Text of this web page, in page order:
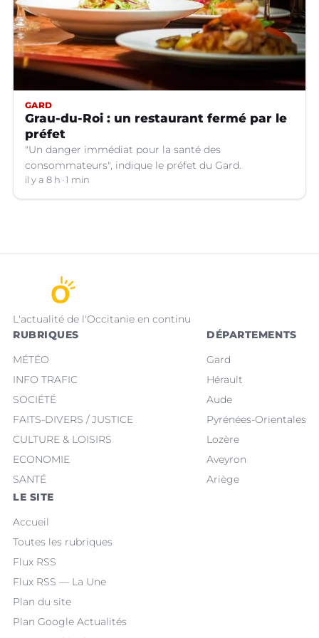
GARD
Grau-du-Roi : un restaurant fermé par le
préfet
"Un danger immédiat pour la santé des
consommateurs", indique le préfet du Gard.
il y a 8 h 1 min
L'actualité de l'Occitanie en continu
RUBRIQUES
MÉTÉO
INFO TRAFIC
SOCIÉTÉ
FAITS-DIVERS / JUSTICE
CULTURE & LOISIRS
ECONOMIE
SANTÉ
DÉPARTEMENTS
Gard
Hérault
Aude
Pyrénées-Orientales
Lozère
Aveyron
Ariège
LE SITE
Accueil
Toutes les rubriques
Flux RSS
Flux RSS — La Une
Plan du site
Plan Google Actualités